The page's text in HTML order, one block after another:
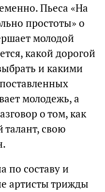
Пьеса «На
простоты» о
молодой
какой дорогой
и какими
молодежь, а
о том, как
талант, свою
по составу и
артисты трижды